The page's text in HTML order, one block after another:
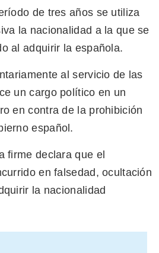
de tres años se utiliza
la nacionalidad a la que se
al adquirir la española.
al servicio de las
un cargo político en un
en contra de la prohibición
español.
firme declara que el
en falsedad, ocultación
la nacionalidad